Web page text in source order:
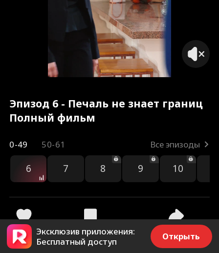
Эпизод 6 - Печаль не знает границ
Полный фильм
0-49 50-61 Все эпизоды
6 7 8 9 10
2.3k 1.4k Поделиться
Эксклюзив приложения:
Бесплатный доступ
Открыть